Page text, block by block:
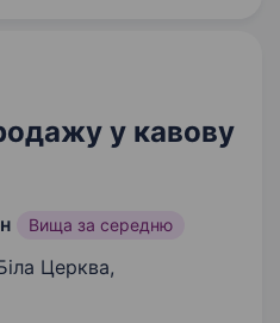
у кавову
Вища за середню
Церква,